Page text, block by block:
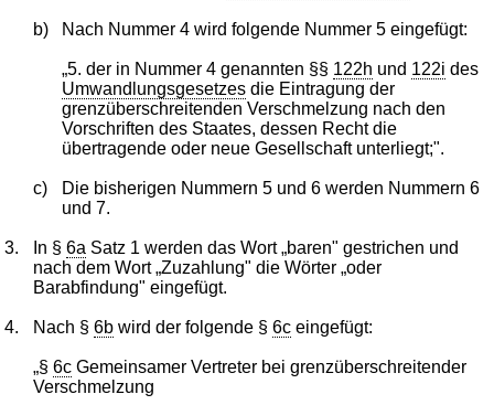
b) Nach Nummer 4 wird folgende Nummer 5 eingefügt:
„5. der in Nummer 4 genannten §§ 122h und 122i des
Umwandlungsgesetzesdie Eintragung der
grenzüberschreitenden Verschmelzung nach den
Vorschriften des Staates, dessen Recht die
übertragende oder neue Gesellschaft unterliegt;".
c)
Die bisherigen Nummern 5 und 6 werden Nummern 6
und 7.
3. In §6a Satz 1 werden das Wort „baren" gestrichen und
nach dem Wort „Zuzahlung" die Wörter „oder
Barabfindung" eingefügt.
4. Nach §6b wird der folgende §6c eingefügt:
„§6c Gemeinsamer Vertreter bei grenzüberschreitender
Verschmelzung